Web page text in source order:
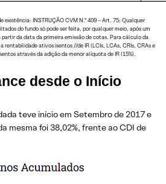
existência: INSTRUÇÃO CVM N.º 409 – Art. 75: Qualquer
do fundo só pode ser feita, por qualquer meio, após um
partir da data da primeira emissão de cotas. Para cálculo da
rentabilidade ativos isentos //de IR (LCIs, LCAs, CRIs, CRAs e
através da adição da menor alíquota de IR (15%).
desde o Início
teve início em Setembro de 2017 e
mesma foi 38,02%, frente ao CDI de